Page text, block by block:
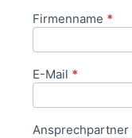
Anfrageformular
Firmenname *
E-Mail *
Ansprechpartner